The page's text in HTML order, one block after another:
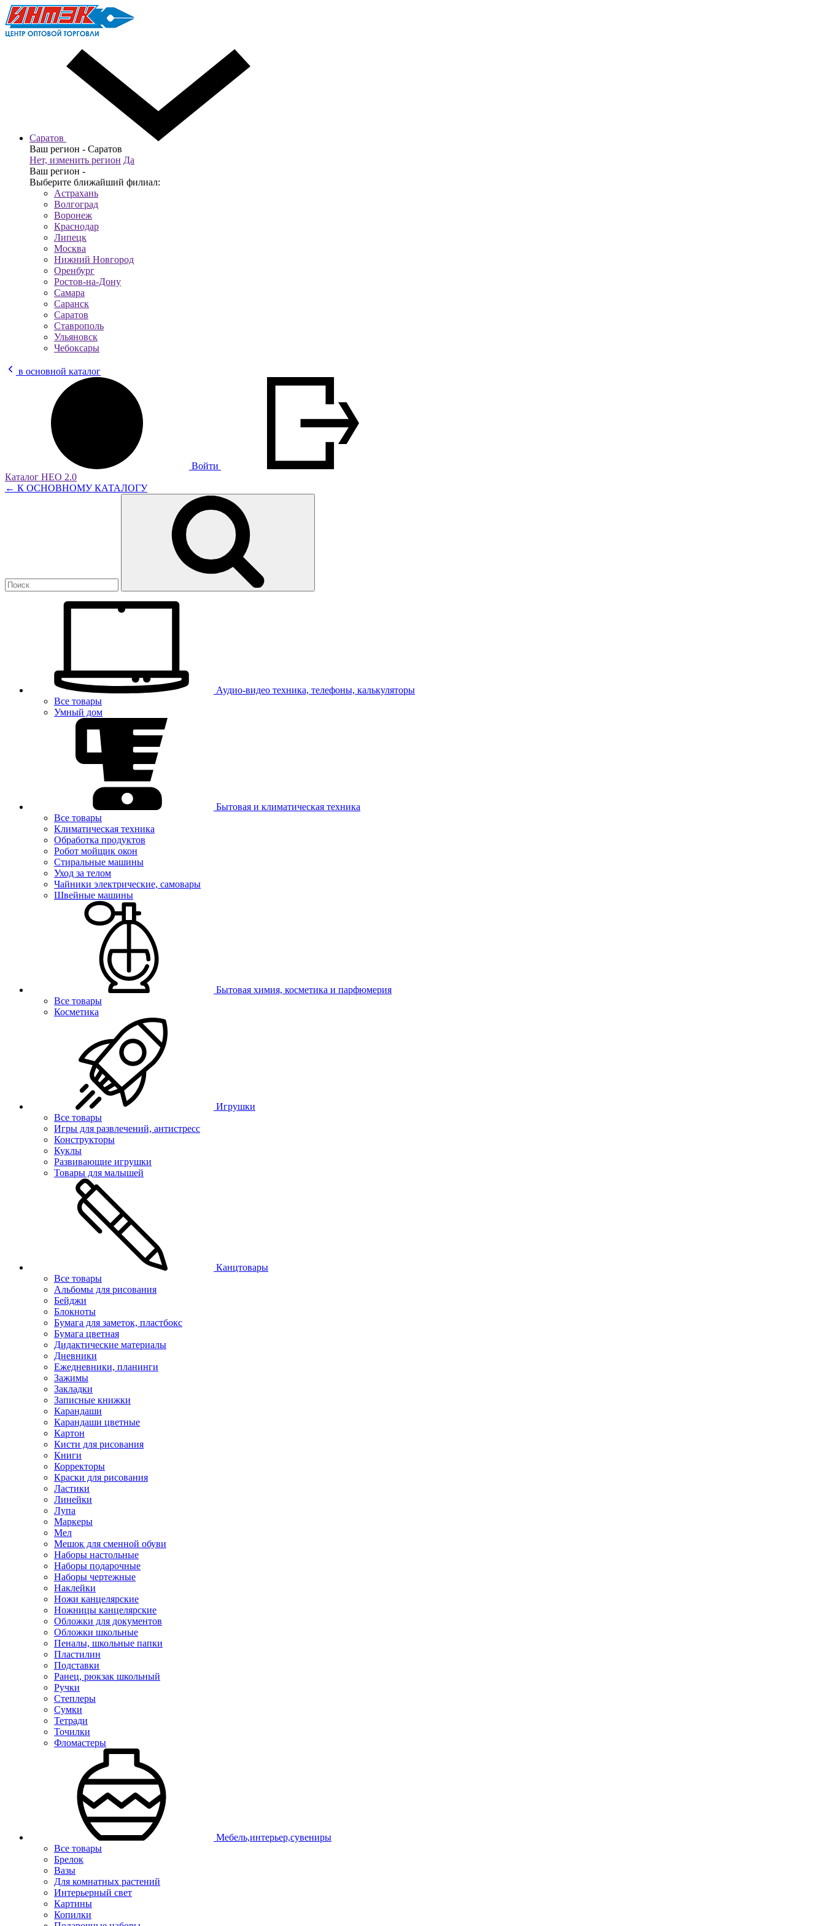
Саратов
Ваш регион - Саратов
Нет, изменить регион Да
Ваш регион -
Выберите ближайший филиал:
Астрахань
Волгоград
Воронеж
Краснодар
Липецк
Москва
Нижний Новгород
Оренбург
Ростов-на-Дону
Самара
Саранск
Саратов
Ставрополь
Ульяновск
Чебоксары
в основной каталог
Войти
Каталог НЕО 2.0
← К ОСНОВНОМУ КАТАЛОГУ
Аудио-видео техника, телефоны, калькуляторы
Все товары
Умный дом
Бытовая и климатическая техника
Все товары
Климатическая техника
Обработка продуктов
Робот мойщик окон
Стиральные машины
Уход за телом
Чайники электрические, самовары
Швейные машины
Бытовая химия, косметика и парфюмерия
Все товары
Косметика
Игрушки
Все товары
Игры для развлечений, антистресс
Конструкторы
Куклы
Развивающие игрушки
Товары для малышей
Канцтовары
Все товары
Альбомы для рисования
Бейджи
Блокноты
Бумага для заметок, пластбокс
Бумага цветная
Дидактические материалы
Дневники
Ежедневники, планинги
Зажимы
Закладки
Записные книжки
Карандаши
Карандаши цветные
Картон
Кисти для рисования
Книги
Корректоры
Краски для рисования
Ластики
Линейки
Лупа
Маркеры
Мел
Мешок для сменной обуви
Наборы настольные
Наборы подарочные
Наборы чертежные
Наклейки
Ножи канцелярские
Ножницы канцелярские
Обложки для документов
Обложки школьные
Пеналы, школьные папки
Пластилин
Подставки
Ранец, рюкзак школьный
Ручки
Степлеры
Сумки
Тетради
Точилки
Фломастеры
Мебель,интерьер,сувениры
Все товары
Брелок
Вазы
Для комнатных растений
Интерьерный свет
Картины
Копилки